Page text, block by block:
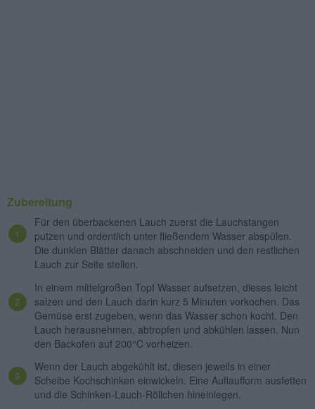
Zubereitung
Für den überbackenen Lauch zuerst die Lauchstangen
putzen und ordentlich unter fließendem Wasser abspülen.
Die dunklen Blätter danach abschneiden und den restlichen
Lauch zur Seite stellen.
In einem mittelgroßen Topf Wasser aufsetzen, dieses leicht
salzen und den Lauch darin kurz 5 Minuten vorkochen. Das
Gemüse erst zugeben, wenn das Wasser schon kocht. Den
Lauch herausnehmen, abtropfen und abkühlen lassen. Nun
den Backofen auf 200°C vorheizen.
Wenn der Lauch abgekühlt ist, diesen jeweils in einer
Scheibe Kochschinken einwickeln. Eine Auflaufform ausfetten
und die Schinken-Lauch-Röllchen hineinlegen.